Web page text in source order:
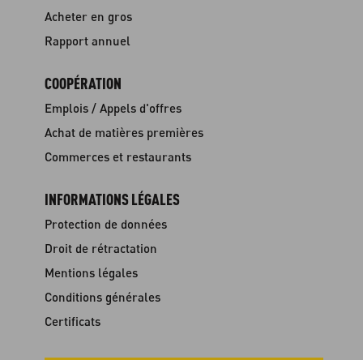
Acheter en gros
Rapport annuel
COOPÉRATION
Emplois / Appels d'offres
Achat de matières premières
Commerces et restaurants
INFORMATIONS LÉGALES
Protection de données
Droit de rétractation
Mentions légales
Conditions générales
Certificats